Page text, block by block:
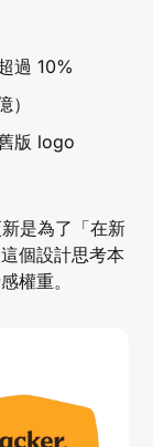
過 10%
版 logo
是為了「在新
個設計思考本
權重。